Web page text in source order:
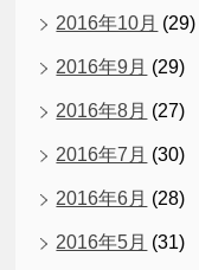
2016年10月 (29)
2016年9月 (29)
2016年8月 (27)
2016年7月 (30)
2016年6月 (28)
2016年5月 (31)